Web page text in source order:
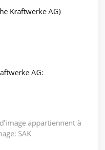
Kraftwerke AG)
AG:
appartiennent à
SAK